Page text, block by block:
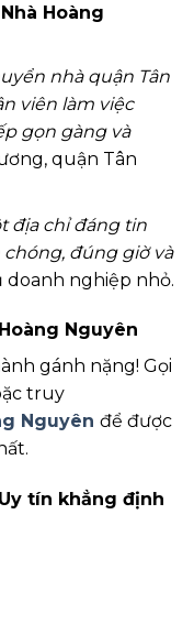
Hoàng
nhà quận Tân
viên làm việc
gọn gàng và
quận Tân
địa chỉ đáng tin
chóng, đúng giờ và
doanh nghiệp nhỏ.
Nguyên
gánh nặng! Gọi
truy
Nguyên để được
tín khẳng định